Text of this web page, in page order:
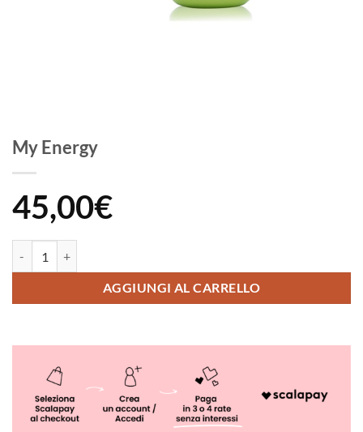
My Energy
45,00€
AGGIUNGI AL CARRELLO